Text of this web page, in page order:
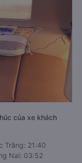
của xe khách
Trăng: 21:40
Nai: 03:52